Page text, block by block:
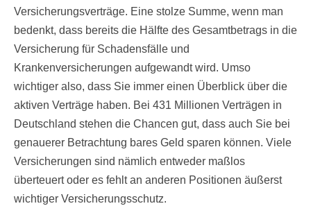
Versicherungsverträge. Eine stolze Summe, wenn man
bedenkt, dass bereits die Hälfte des Gesamtbetrags in die
Versicherung für Schadensfälle und
Krankenversicherungen aufgewandt wird. Umso
wichtiger also, dass Sie immer einen Überblick über die
aktiven Verträge haben. Bei 431 Millionen Verträgen in
Deutschland stehen die Chancen gut, dass auch Sie bei
genauerer Betrachtung bares Geld sparen können. Viele
Versicherungen sind nämlich entweder maßlos
überteuert oder es fehlt an anderen Positionen äußerst
wichtiger Versicherungsschutz.